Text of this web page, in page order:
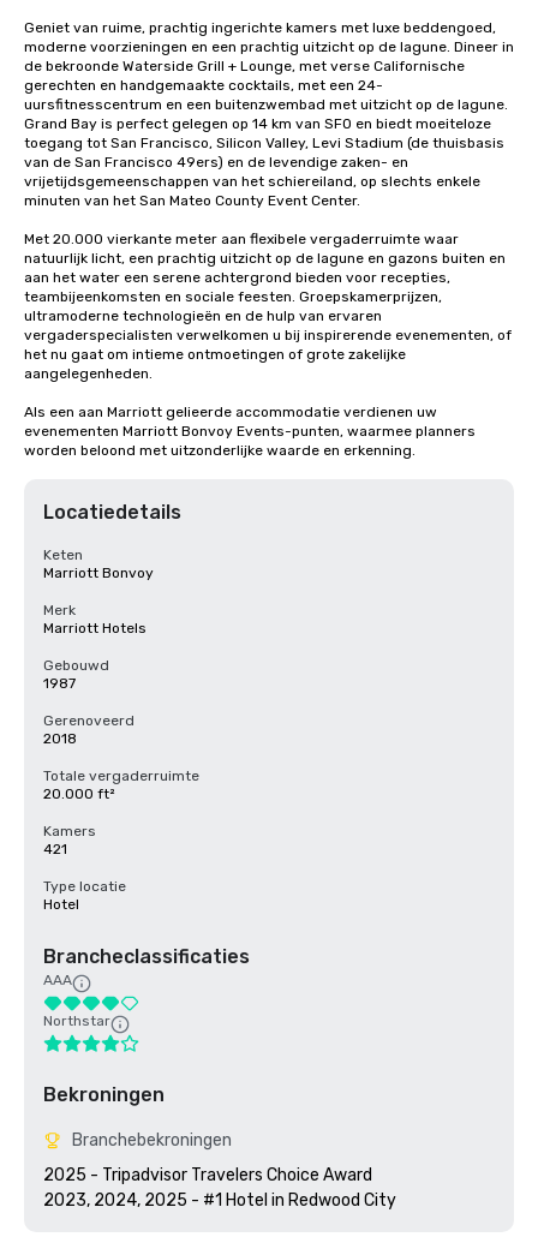
Geniet van ruime, prachtig ingerichte kamers met luxe beddengoed,
moderne voorzieningen en een prachtig uitzicht op de lagune. Dineer in
de bekroonde Waterside Grill + Lounge, met verse Californische
gerechten en handgemaakte cocktails, met een 24-
uursfitnesscentrum en een buitenzwembad met uitzicht op de lagune.
Grand Bay is perfect gelegen op 14 km van SFO en biedt moeiteloze
toegang tot San Francisco, Silicon Valley, Levi Stadium (de thuisbasis
van de San Francisco 49ers) en de levendige zaken- en
vrijetijdsgemeenschappen van het schiereiland, op slechts enkele
minuten van het San Mateo County Event Center.
Met 20.000 vierkante meter aan flexibele vergaderruimte waar
natuurlijk licht, een prachtig uitzicht op de lagune en gazons buiten en
aan het water een serene achtergrond bieden voor recepties,
teambijeenkomsten en sociale feesten. Groepskamerprijzen,
ultramoderne technologieën en de hulp van ervaren
vergaderspecialisten verwelkomen u bij inspirerende evenementen, of
het nu gaat om intieme ontmoetingen of grote zakelijke
aangelegenheden.
Als een aan Marriott gelieerde accommodatie verdienen uw
evenementen Marriott Bonvoy Events-punten, waarmee planners
worden beloond met uitzonderlijke waarde en erkenning.
Locatiedetails
Keten
Marriott Bonvoy
Merk
Marriott Hotels
Gebouwd
1987
Gerenoveerd
2018
Totale vergaderruimte
20.000 ft²
Kamers
421
Type locatie
Hotel
Brancheclassificaties
AAA
Northstar
Bekroningen
Branchebekroningen
2025 - Tripadvisor Travelers Choice Award
2023, 2024, 2025 - #1 Hotel in Redwood City